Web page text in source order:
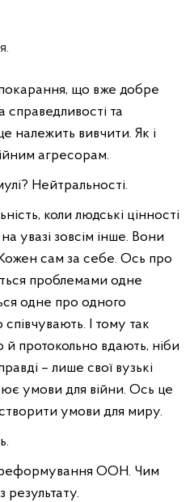
що вже добре
справедливості та
належить вивчити. Як і
агресорам.
Нейтральності.
коли людські цінності
увазі зовсім інше. Вони
сам за себе. Ось про
проблемами одне
одне про одного
І тому так
протокольно вдають, ніби
– лише свої вузькі
умови для війни. Ось це
умови для миру.
реформування ООН. Чим
результату.